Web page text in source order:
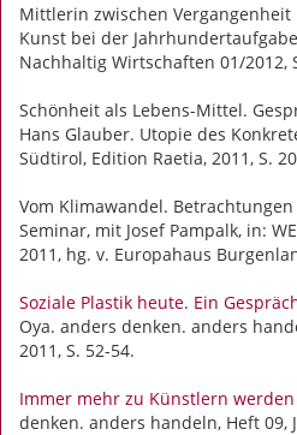
Mittlerin zwischen
Kunst bei der
Nachhaltig Wirtschaften 01/2012,
Schönheit als Lebens-Mittel.
Hans Glauber. Utopie des
Südtirol, Edition Raetia, 2011, S.
Vom Klimawandel.
Seminar, mit Josef Pampalk, in:
2011, hg. v. Europahaus
Soziale Plastik heute. Ein
Oya. anders denken. anders
2011, S. 52-54.
Immer mehr zu Künstlern werden
denken. anders handeln, Heft 09,